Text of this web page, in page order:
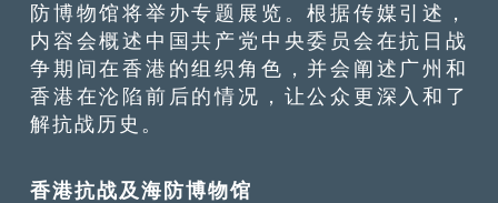
防博物馆将举办专题展览。根据传媒引述，
内容会概述中国共产党中央委员会在抗日战
争期间在香港的组织角色，并会阐述广州和
香港在沦陷前后的情况，让公众更深入和了
解抗战历史。
香港抗战及海防博物馆